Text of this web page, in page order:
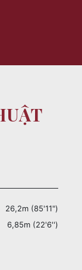
26,2m (85'11")
6,85m (22'6'')